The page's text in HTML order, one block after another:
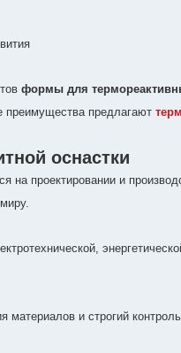
формы для
преимущества предлагают
оснастки
на проектировании и
и строгий